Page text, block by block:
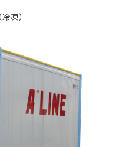
凍）